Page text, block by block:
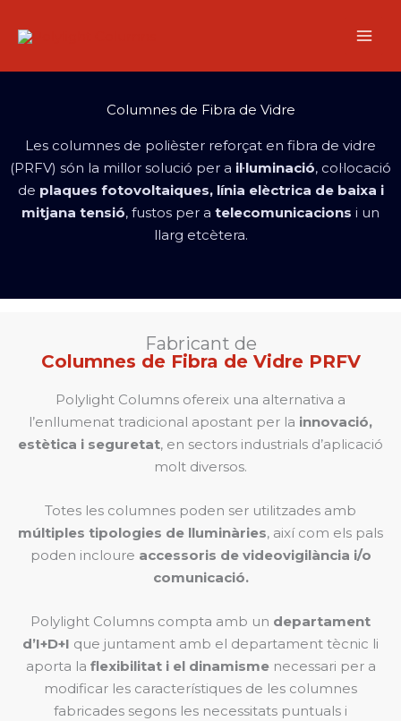
Columnes de Fibra de Vidre
Les columnes de polièster reforçat en fibra de vidre
(PRFV) són la millor solució per a il·luminació, col·locació
de plaques fotovoltaiques, línia elèctrica de baixa i
mitjana tensió, fustos per a telecomunicacions i un
llarg etcètera.
Fabricant de
Columnes de Fibra de Vidre PRFV
Polylight Columns ofereix una alternativa a
l’enllumenat tradicional apostant per la innovació,
estètica i seguretat, en sectors industrials d’aplicació
molt diversos.
Totes les columnes poden ser utilitzades amb
múltiples tipologies de lluminàries, així com els pals
poden incloure accessoris de videovigilància i/o
comunicació.
Polylight Columns compta amb un departament
d’I+D+I que juntament amb el departament tècnic li
aporta la flexibilitat i el dinamismenecessari per a
modificar les característiques de les columnes
fabricades segons les necessitats puntuals i